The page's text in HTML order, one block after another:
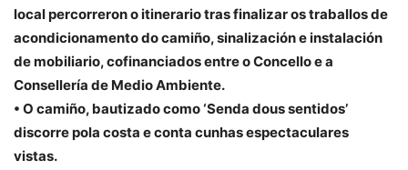
local percorreron o itinerario tras finalizar os traballos de
acondicionamento do camiño, sinalización e instalación
de mobiliario, cofinanciados entre o Concello e a
Consellería de Medio Ambiente.
• O camiño, bautizado como ‘Senda dous sentidos’
discorre pola costa e conta cunhas espectaculares
vistas.